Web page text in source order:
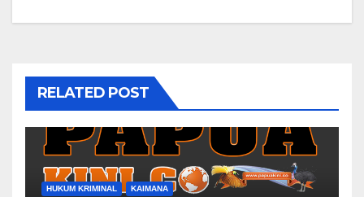
RELATED POST
HUKUM KRIMINAL KAIMANA